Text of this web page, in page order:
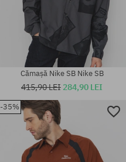
Cămașă Nike SB Nike SB
415,90 LEI 284,90 LEI
-35%